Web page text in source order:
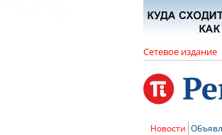
Сетевое издание
Новости